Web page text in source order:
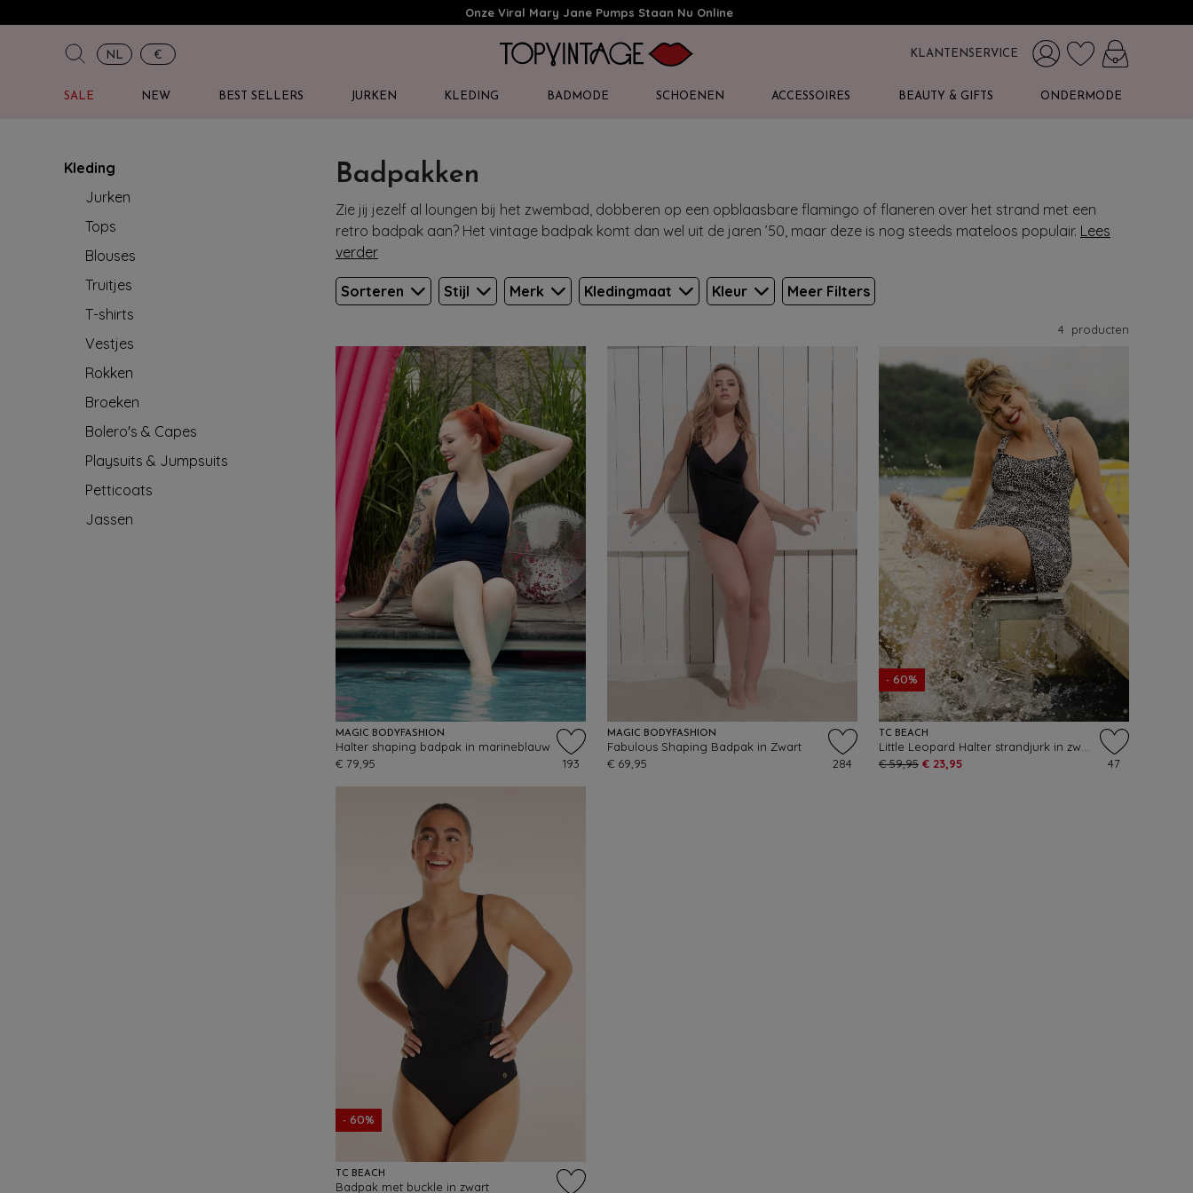
Onze Viral Mary Jane Pumps Staan Nu Online
NL € KLANTENSERVICE
SALE NEW BEST SELLERS JURKEN KLEDING BADMODE SCHOENEN ACCESSOIRES BEAUTY & GIFTS ONDERMODE
Kleding
Jurken
Tops
Blouses
Truitjes
T-shirts
Vestjes
Rokken
Broeken
Bolero's & Capes
Playsuits & Jumpsuits
Petticoats
Jassen
Badpakken
Zie jij jezelf al loungen bij het zwembad, dobberen op een opblaasbare flamingo of flaneren over het strand met een
retro badpak aan? Het vintage badpak komt dan wel uit de jaren ’50, maar deze is nog steeds mateloos populair. Lees
verder
Sorteren Stijl Merk Kledingmaat Kleur Meer Filters
4 producten
MAGIC BODYFASHION
Halter shaping badpak in marineblauw
€ 79,95
193
MAGIC BODYFASHION
Fabulous Shaping Badpak in Zwart
€ 69,95
284
- 60%
TC BEACH
Little Leopard Halter strandjurk in zwart en crème
€ 59,95 € 23,95 47
- 60%
TC BEACH
Badpak met buckle in zwart